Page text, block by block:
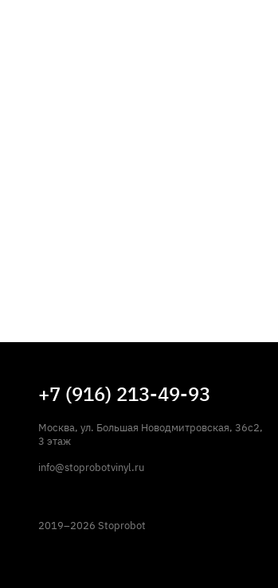
+7 (916) 213-49-93
Москва, ул. Большая Новодмитровская, 36с2,
3 этаж
info@stoprobotvinyl.ru
2019–2026 Stoprobot